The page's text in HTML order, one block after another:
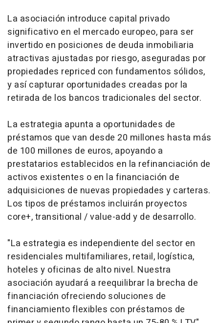
La asociación introduce capital privado
significativo en el mercado europeo, para ser
invertido en posiciones de deuda inmobiliaria
atractivas ajustadas por riesgo, aseguradas por
propiedades repriced con fundamentos sólidos,
y así capturar oportunidades creadas por la
retirada de los bancos tradicionales del sector.
La estrategia apunta a oportunidades de
préstamos que van desde 20 millones hasta más
de 100 millones de euros, apoyando a
prestatarios establecidos en la refinanciación de
activos existentes o en la financiación de
adquisiciones de nuevas propiedades y carteras.
Los tipos de préstamos incluirán proyectos
core+, transitional / value-add y de desarrollo.
"La estrategia es independiente del sector en
residenciales multifamiliares, retail, logística,
hoteles y oficinas de alto nivel. Nuestra
asociación ayudará a reequilibrar la brecha de
financiación ofreciendo soluciones de
financiamiento flexibles con préstamos de